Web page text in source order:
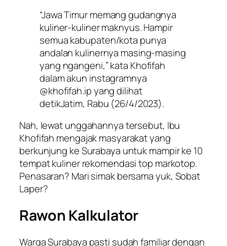
“Jawa Timur memang gudangnya
kuliner-kuliner maknyus. Hampir
semua kabupaten/kota punya
andalan kulinernya masing-masing
yang ngangeni,” kata Khofifah
dalam akun instagramnya
@khofifah.ip yang dilihat
detikJatim, Rabu (26/4/2023).
Nah, lewat unggahannya tersebut, Ibu
Khofifah mengajak masyarakat yang
berkunjung ke Surabaya untuk mampir ke 10
tempat kuliner rekomendasi top markotop.
Penasaran? Mari simak bersama yuk, Sobat
Laper?
Rawon Kalkulator
Warga Surabaya pasti sudah familiar dengan